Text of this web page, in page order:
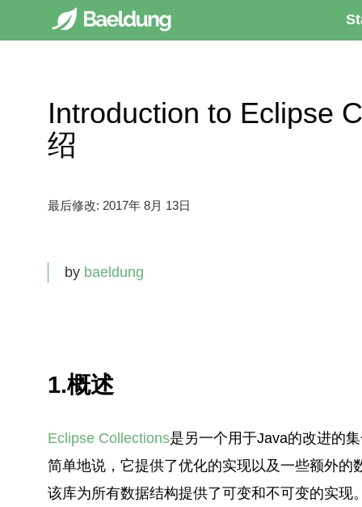
Introduction to Eclipse
绍
最后修改: 2017年 8月 13日
by baeldung
1.概述
Eclipse Collections是另一个用于Java的改进的
简单地说，它提供了优化的实现以及一些额外
该库为所有数据结构提供了可变和不可变的实现